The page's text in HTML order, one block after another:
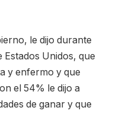
le dijo durante
Estados Unidos, que
y enfermo y que
el 54% le dijo a
de ganar y que